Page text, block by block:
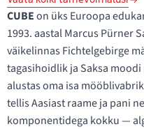
CUBEon üks Euroopa
1993. aastal Marcus Pürner
väikelinnas Fichtelgebirge
tagasihoidlik ja Saksa
alustas oma isa
tellis Aasiast raame ja pani
komponentidega kokku —